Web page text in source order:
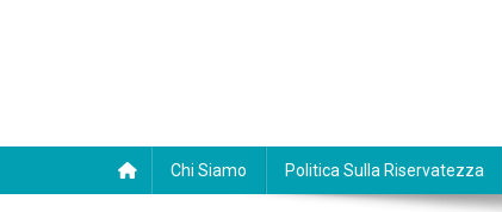
Chi Siamo Politica Sulla Riservatezza